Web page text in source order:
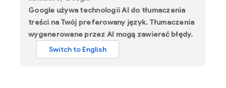
Google używa technologii AI do tłumaczenia
treści na Twój preferowany język. Tłumaczenia
wygenerowane przez AI mogą zawierać błędy.